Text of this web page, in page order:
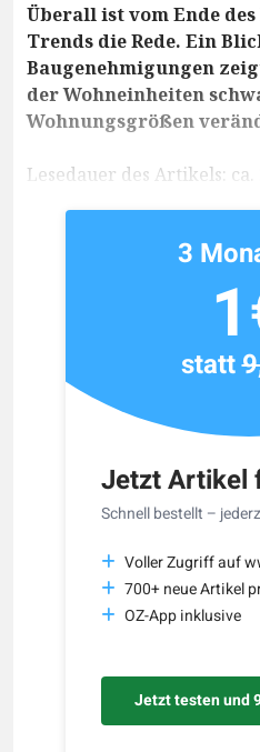
Überall ist vom Ende
Trends die Rede. Ein
Baugenehmigungen
der Wohneinheiten
Wohnungsgrößen
Lesedauer des Artikels:
Jetzt Artikel
Schnell bestellt –
Voller Zugriff auf
700+ neue Artikel
OZ-App inklusive
Jetzt testen und
3
statt